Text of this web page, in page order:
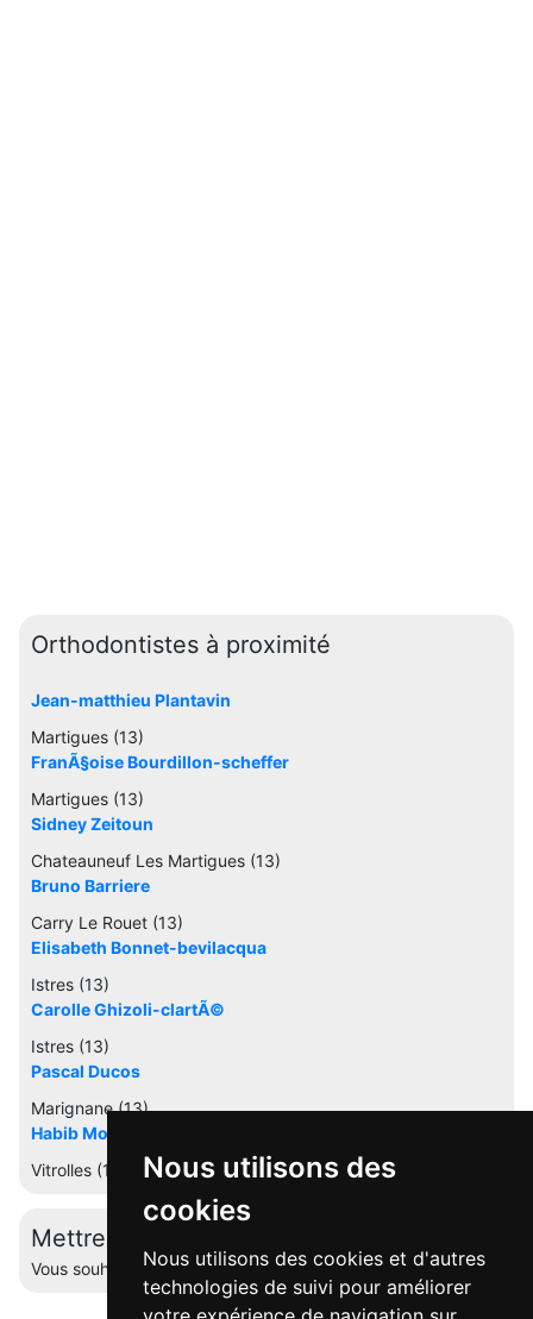
Nous utilisons des
cookies
Nous utilisons des cookies et d'autres
technologies de suivi pour améliorer
Orthodontistes à proximité
Jean-matthieu Plantavin
Martigues (13)
FranÃ§oise Bourdillon-scheffer
Martigues (13)
Sidney Zeitoun
Chateauneuf Les Martigues (13)
Bruno Barriere
Carry Le Rouet (13)
Elisabeth Bonnet-bevilacqua
Istres (13)
Carolle Ghizoli-clartÃ©
Istres (13)
Pascal Ducos
Marignane (13)
Habib Mosbah
Vitrolles (13)
Mettre à jour cette fiche
Vous souhaitez éditer votre profil ? Contactez-nous.